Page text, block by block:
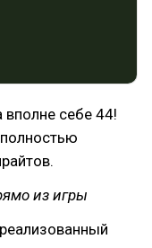
себе 44!
из игры